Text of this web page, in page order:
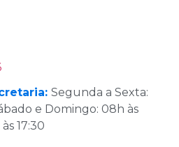
Segunda a Sexta:
e Domingo: 08h às
17:30